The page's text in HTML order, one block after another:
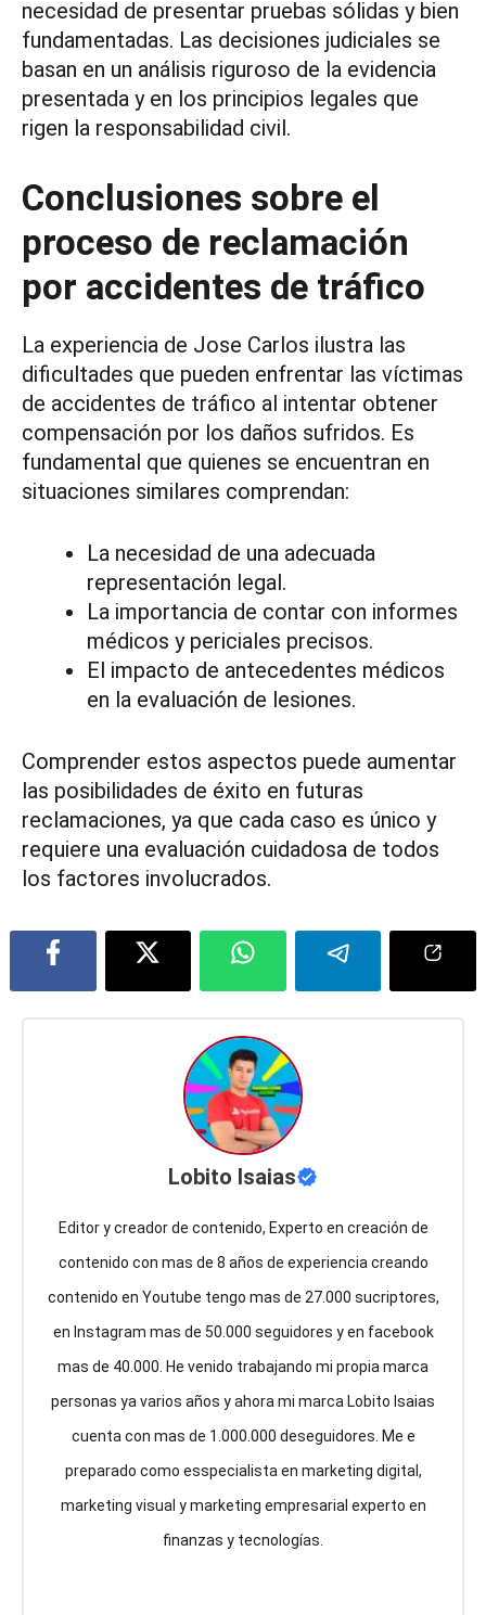
necesidad de presentar pruebas sólidas y bien
fundamentadas. Las decisiones judiciales se
basan en un análisis riguroso de la evidencia
presentada y en los principios legales que
rigen la responsabilidad civil.
Conclusiones sobre el
proceso de reclamación
por accidentes de tráfico
La experiencia de Jose Carlos ilustra las
dificultades que pueden enfrentar las víctimas
de accidentes de tráfico al intentar obtener
compensación por los daños sufridos. Es
fundamental que quienes se encuentran en
situaciones similares comprendan:
La necesidad de una adecuada
representación legal.
La importancia de contar con informes
médicos y periciales precisos.
El impacto de antecedentes médicos
en la evaluación de lesiones.
Comprender estos aspectos puede aumentar
las posibilidades de éxito en futuras
reclamaciones, ya que cada caso es único y
requiere una evaluación cuidadosa de todos
los factores involucrados.
Lobito Isaias
Editor y creador de contenido, Experto en creación de
contenido con mas de 8 años de experiencia creando
contenido en Youtube tengo mas de 27.000 sucriptores,
en Instagram mas de 50.000 seguidores y en facebook
mas de 40.000. He venido trabajando mi propia marca
personas ya varios años y ahora mi marca Lobito Isaias
cuenta con mas de 1.000.000 deseguidores. Me e
preparado como esspecialista en marketing digital,
marketing visual y marketing empresarial experto en
finanzas y tecnologías.